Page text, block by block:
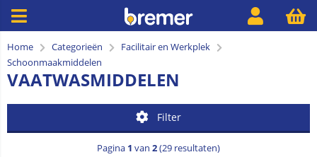
Home Categorieën
Facilitair en Werkplek
Schoonmaakmiddelen
VAATWASMIDDELEN
Filter
Pagina 1 van 2(29 resultaten)